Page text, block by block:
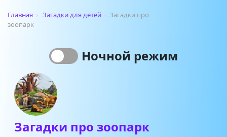
Главная › Загадки для детей › Загадки про
зоопарк
Ночной режим
Загадки про зоопарк